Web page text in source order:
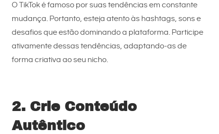
O TikTok é famoso por suas tendências em constante
mudança. Portanto, esteja atento às hashtags, sons e
desafios que estão dominando a plataforma. Participe
ativamente dessas tendências, adaptando-as de
forma criativa ao seu nicho.
2. Crie Conteúdo
Autêntico